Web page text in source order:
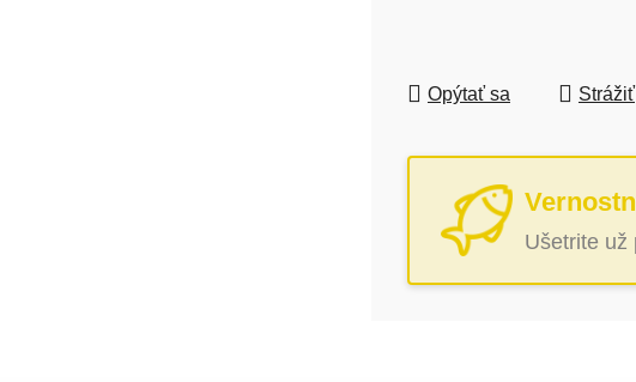
Opýtať sa Strážiť
Ušetrite už